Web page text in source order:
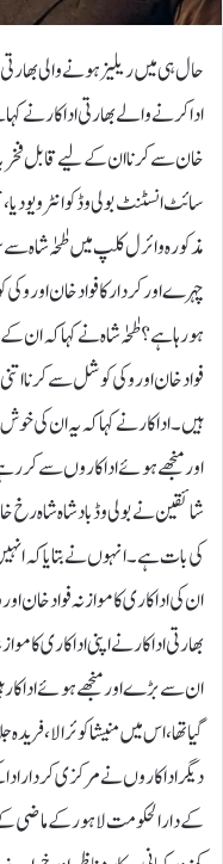
حال ہی میں ریلیز ہونے والی
ادا کرنے والے بھارتی اداکار نے
خان سے کرنا ان کے لیے قابل
سائٹ انسٹنٹ بولی وڈ کو انٹرویو
مذکورہ وائرل کلپ میں طٰحٰہ شاہ
چہرے اور کردار کا فواد خان اور
ہو رہا ہے؟طٰحٰہ شاہ نے کہا کہ ان
فواد خان اور وکی کوشل سے کرنا اتنی
ہیں۔اداکار نے کہا کہ یہ ان کی
اور منجھے ہوئے اداکاروں سے کر
شائقین نے بولی وڈ بادشاہ شاہ
کی بات ہے۔انہوں نے بتایا کہ
ان کی اداکاری کا موازنہ فواد
بھارتی اداکار نے اپنی اداکاری کا
ان سے بڑے اور منجھے ہوئے اداکار
گیا تھا، اس میں منیشا کوئرالا،
دیگر اداکاروں نے مرکزی کردار
کے دارالحکومت لاہور کے ماضی کے